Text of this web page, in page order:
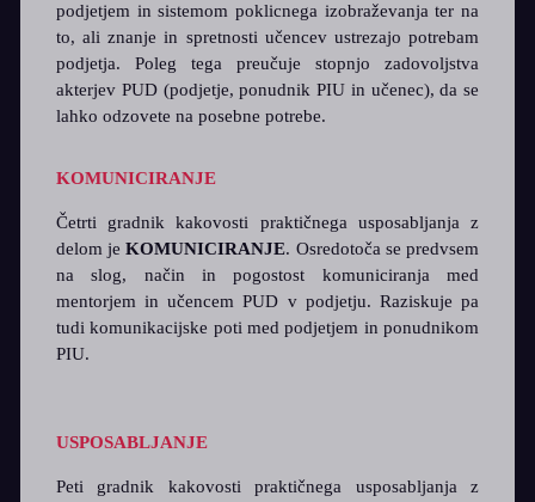
podjetjem in sistemom poklicnega izobraževanja ter na
to, ali znanje in spretnosti učencev ustrezajo potrebam
podjetja. Poleg tega preučuje stopnjo zadovoljstva
akterjev PUD (podjetje, ponudnik PIU in učenec), da se
lahko odzovete na posebne potrebe.
KOMUNICIRANJE
Četrti gradnik kakovosti praktičnega usposabljanja z
delom jeKOMUNICIRANJE. Osredotoča se predvsem
na slog, način in pogostost komuniciranja med
mentorjem in učencem PUD v podjetju. Raziskuje pa
tudi komunikacijske poti med podjetjem in ponudnikom
PIU.
USPOSABLJANJE
Peti gradnik kakovosti praktičnega usposabljanja z